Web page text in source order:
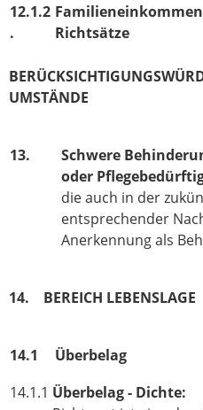
12.1.2
.
Richtsätze
UMSTÄNDE
13.
Schwere
oder
die auch in der
entsprechender
Anerkennung als
14. BEREICH LEBENSLAGE
14.1
Überbelag
14.1.1 Überbelag - Dichte: